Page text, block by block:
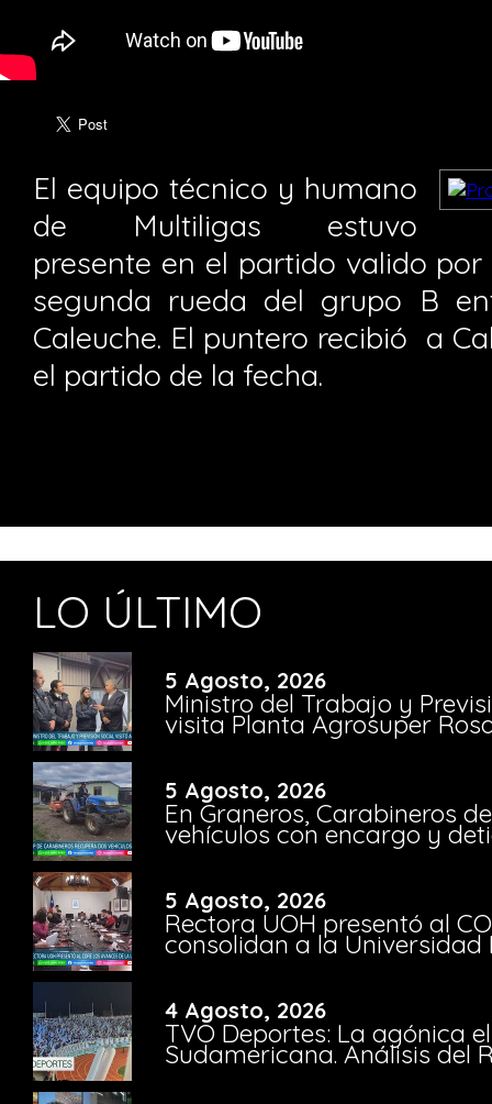
El equipo técnico y humano
de Multiligas estuvo
presente en el partido valido
segunda rueda del grupo B
Caleuche. El puntero recibió a
el partido de la fecha.
LO ÚLTIMO
5 Agosto, 2026
Ministro del Trabajo y
visita Planta Agrosuper
5 Agosto, 2026
En Graneros, Carabineros
vehículos con encargo y
5 Agosto, 2026
Rectora UOH presentó al
consolidan a la Universidad
4 Agosto, 2026
TVO Deportes: La agónica
Sudamericana. Análisis del